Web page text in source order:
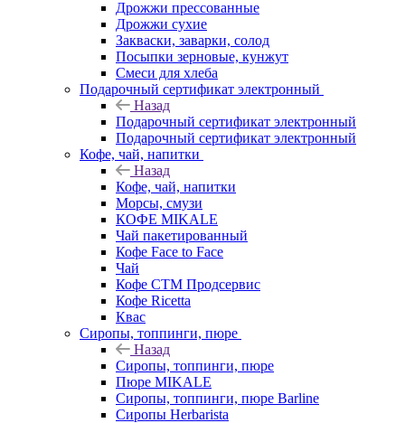
Дрожжи прессованные
Дрожжи сухие
Закваски, заварки, солод
Посыпки зерновые, кунжут
Смеси для хлеба
Подарочный сертификат электронный
Назад
Подарочный сертификат электронный
Подарочный сертификат электронный
Кофе, чай, напитки
Назад
Кофе, чай, напитки
Морсы, смузи
КОФЕ MIKALE
Чай пакетированный
Кофе Face to Face
Чай
Кофе СТМ Продсервис
Кофе Ricetta
Квас
Сиропы, топпинги, пюре
Назад
Сиропы, топпинги, пюре
Пюре MIKALE
Сиропы, топпинги, пюре Barline
Сиропы Herbarista